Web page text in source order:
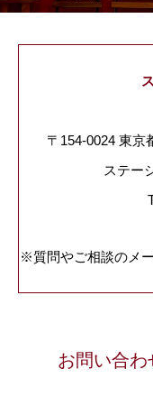
〒154-0024 東京
ステー
※質問やご相談のメ
お問い合